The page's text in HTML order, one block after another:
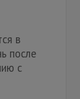
в
после
с